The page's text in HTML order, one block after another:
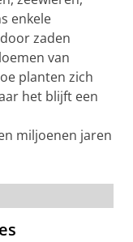
enkele
zaden
van
planten zich
het blijft een
miljoenen jaren
uit het boek |